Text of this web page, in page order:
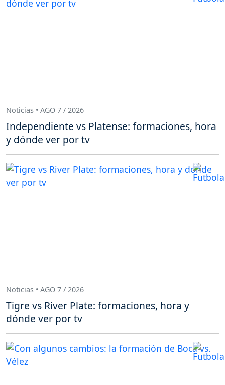
Noticias • AGO 7 / 2026
Independiente vs Platense: formaciones, hora
y dónde ver por tv
Noticias • AGO 7 / 2026
Tigre vs River Plate: formaciones, hora y
dónde ver por tv